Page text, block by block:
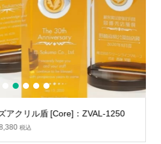
盾 [Core]：ZVAL-1250
2 3 4 5